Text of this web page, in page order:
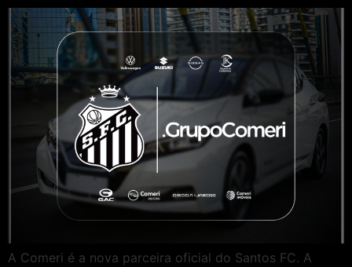
A Comeri é a nova parceira oficial do Santos FC. A